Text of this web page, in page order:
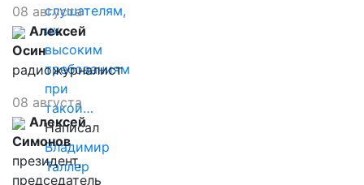
слушателям,
их
высоким
требованиям
при
такой…
Написал
Владимир
Таллер
08 августа
Алексей
Осин
радиожурналист
08 августа
Алексей
Симонов
президент,
председатель